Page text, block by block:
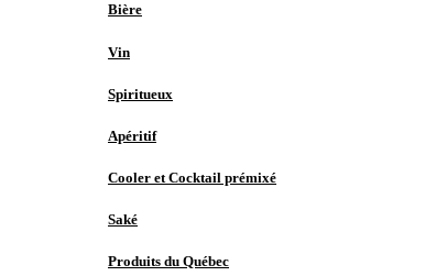
Bière
Vin
Spiritueux
Apéritif
Cooler et Cocktail prémixé
Saké
Produits du Québec